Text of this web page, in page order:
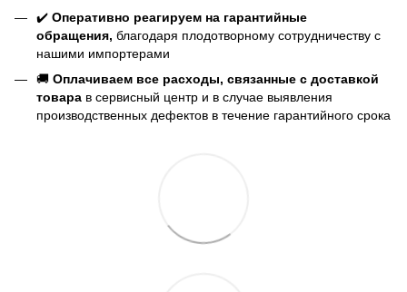
✔️ Оперативно реагируем на гарантийные
обращения, благодаря плодотворному сотрудничеству с
нашими импортерами
🚚 Оплачиваем все расходы, связанные с доставкой
товара в сервисный центр и в случае выявления
производственных дефектов в течение гарантийного срока